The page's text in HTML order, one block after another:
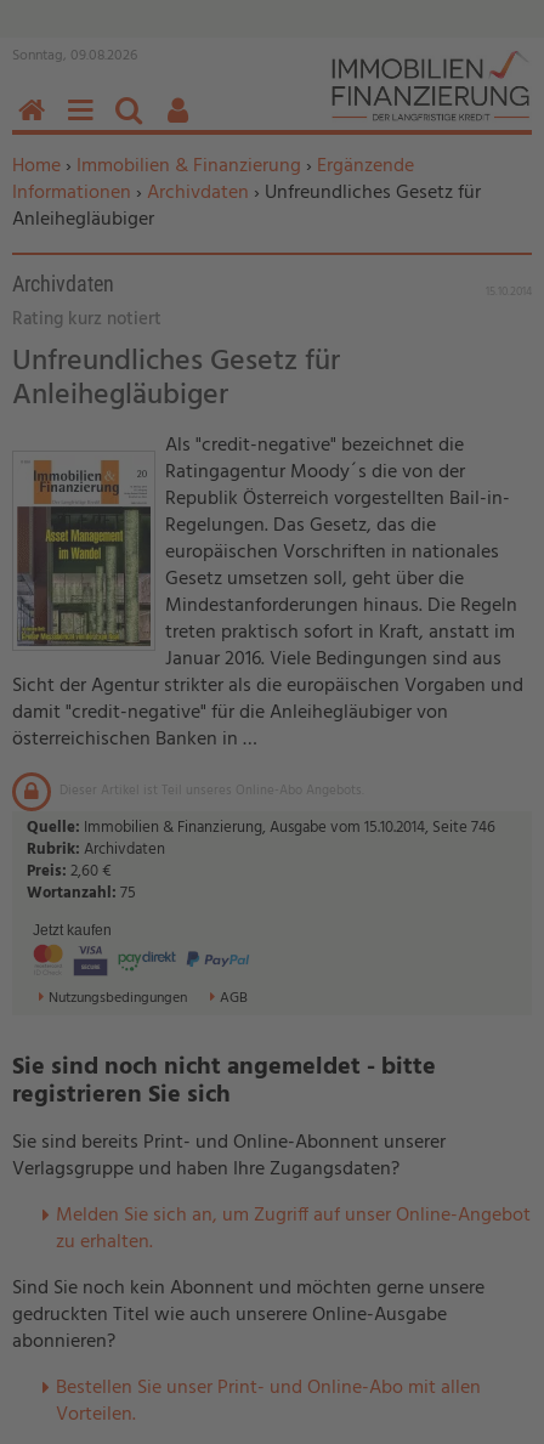
Sonntag, 09.08.2026
Sie befinden sich hier:
Home› Immobilien & Finanzierung › Ergänzende
Informationen › Archivdaten › Unfreundliches Gesetz für
Anleihegläubiger
Archivdaten 15.10.2014
Rating kurz notiert
Unfreundliches Gesetz für
Anleihegläubiger
Als "credit-negative" bezeichnet die
Ratingagentur Moody´s die von der
Republik Österreich vorgestellten Bail-in-
Regelungen. Das Gesetz, das die
europäischen Vorschriften in nationales
Gesetz umsetzen soll, geht über die
Mindestanforderungen hinaus. Die Regeln
treten praktisch sofort in Kraft, anstatt im
Januar 2016. Viele Bedingungen sind aus
Sicht der Agentur strikter als die europäischen Vorgaben und
damit "credit-negative" für die Anleihegläubiger von
österreichischen Banken in …
Dieser Artikel ist Teil unseres Online-Abo Angebots.
Quelle: Immobilien & Finanzierung, Ausgabe vom 15.10.2014, Seite 746
Rubrik:Archivdaten
Preis:2,60 €
Wortanzahl:75
Jetzt kaufen
Nutzungsbedingungen AGB
Sie sind noch nicht angemeldet - bitte
registrieren Sie sich
Sie sind bereits Print- und Online-Abonnent unserer
Verlagsgruppe und haben Ihre Zugangsdaten?
Melden Sie sich an, um Zugriff auf unser Online-Angebot
zu erhalten.
Sind Sie noch kein Abonnent und möchten gerne unsere
gedruckten Titel wie auch unserere Online-Ausgabe
abonnieren?
Bestellen Sie unser Print- und Online-Abo mit allen
Vorteilen.
HOMEMENÜSUCHEN
BENUTZERFUNKTIONEN